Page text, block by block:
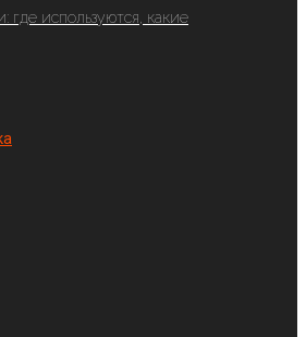
где используются, какие